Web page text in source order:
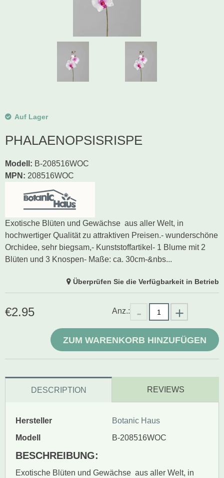
Räucherfiguren
Auf Lager
PHALAENOPSISRISPE
Modell : B-208516WOC
MPN: 208516WOC
Exotische Blüten und Gewächse aus aller Welt, in
hochwertiger Qualität zu attraktiven Preisen.- wunderschöne
Orchidee, sehr biegsam,- Kunststoffartikel- 1 Blume mit 2
Blüten und 3 Knospen- Maße: ca. 30cm-&nbs...
Überprüfen Sie die Verfügbarkeit in Betrieb
€2.95 Anz.:
ZUM WARENKORB HINZUFÜGEN
DESCRIPTION REVIEWS
Hersteller
Botanic Haus
Modell
B-208516WOC
BESCHREIBUNG:
Exotische Blüten und Gewächse aus aller Welt, in